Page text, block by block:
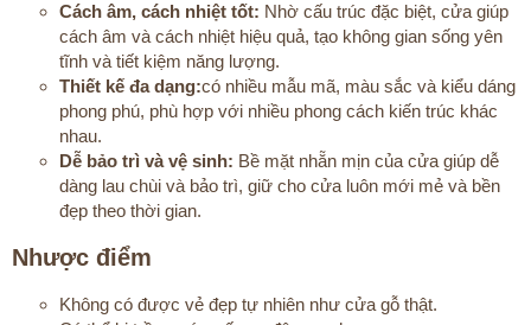
Cách âm, cách nhiệt tốt: Nhờ cấu trúc đặc biệt, cửa giúp
cách âm và cách nhiệt hiệu quả, tạo không gian sống yên
tĩnh và tiết kiệm năng lượng.
Thiết kế đa dạng:có nhiều mẫu mã, màu sắc và kiểu dáng
phong phú, phù hợp với nhiều phong cách kiến trúc khác
nhau.
Dễ bảo trì và vệ sinh: Bề mặt nhẵn mịn của cửa giúp dễ
dàng lau chùi và bảo trì, giữ cho cửa luôn mới mẻ và bền
đẹp theo thời gian.
Nhược điểm​
Không có được vẻ đẹp tự nhiên như cửa gỗ thật.